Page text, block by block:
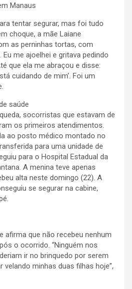
Manaus
tentar segurar, mas foi tudo
choque, a mãe Laiane
as perninhas tortas, com
me ajoelhei e gritava pedindo
que ela me abraçou e disse:
cuidando de mim’. Foi um
saúde
socorristas que estavam de
os primeiros atendimentos.
ao posto médico montado no
para uma unidade de
para o Hospital Estadual da
A menina teve apenas
alta neste domingo (22). A
se segurar na cabine,
afirma que não recebeu nenhum
o ocorrido. “Ninguém nos
ir no brinquedo por serem
velando minhas duas filhas hoje”,